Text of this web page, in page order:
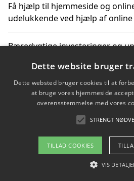
Få hjælp til hjemmeside og
udelukkende ved hjælp af
Bæredygtige investeringer og
Sådan kan online møder for
grønne investeringer
Copyright 2026 -
Om / kontakt
Dette website bruger
Dette websted bruger cookies til at
at bruge vores hjemmeside
overensstemmelse med vores
STRENGT
TILLAD COOKIES
VIS